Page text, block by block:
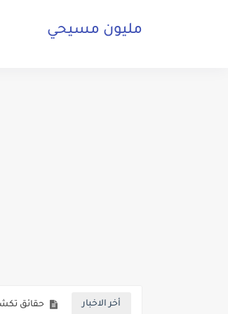
مليون مسيحي
أخر الاخبار صلاة